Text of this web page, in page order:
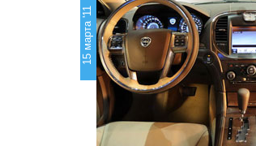
15 марта '11